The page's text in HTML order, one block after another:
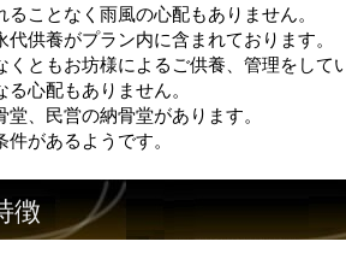
ることなく雨風の心配もありません。
供養がプラン内に含まれております。
くともお坊様によるご供養、管理をして
心配もありません。
、民営の納骨堂があります。
があるようです。
徴